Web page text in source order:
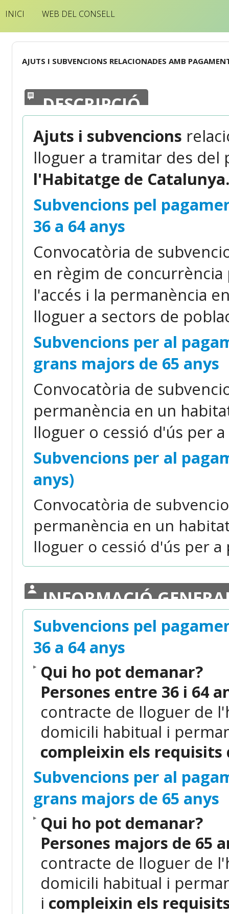
INICI WEB DEL CONSELL
AJUTS I SUBVENCIONS RELACIONADES AMB
DESCRIPCIÓ
Ajuts i subvencions
lloguer a tramitar des del
l'Habitatge de Catalunya.
Subvencions pel
36 a 64 anys
Convocatòria de
en règim de
l'accés i la permanència
lloguer a sectors de
Subvencions per al
grans majors de 65 anys
Convocatòria de
permanència en un
lloguer o cessió d'ús per
Subvencions per al
anys)
Convocatòria de
permanència en un
lloguer o cessió d'ús per
INFORMACIÓ
Subvencions pel
36 a 64 anys
Qui ho pot demanar?
Persones entre 36 i 64
contracte de lloguer de
domicili habitual i
compleixin els requisits
Subvencions per al
grans majors de 65 anys
Qui ho pot demanar?
Persones majors de 65
contracte de lloguer de
domicili habitual i
i compleixin els